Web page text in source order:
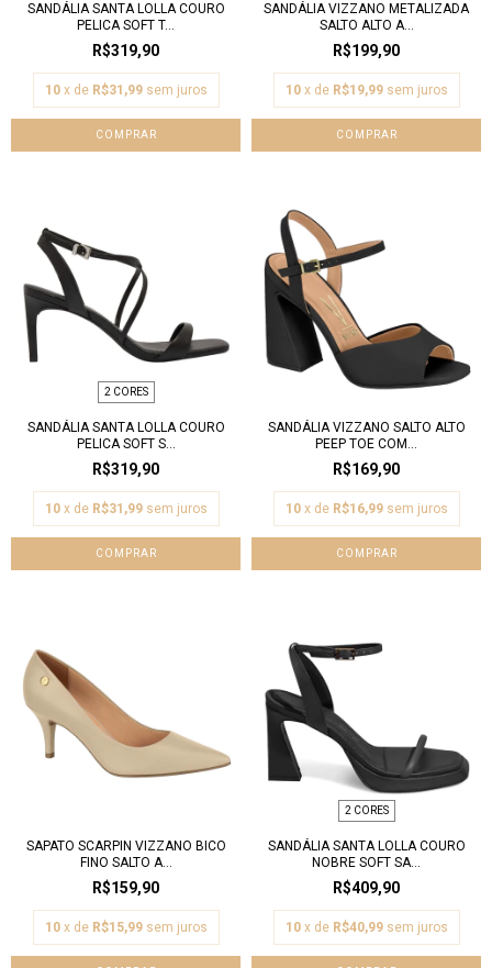
SANDÁLIA SANTA LOLLA COURO
PELICA SOFT T...
R$319,90
10 x de R$31,99 sem juros
COMPRAR
SANDÁLIA VIZZANO METALIZADA
SALTO ALTO A...
R$199,90
10 x de R$19,99 sem juros
COMPRAR
2 CORES
SANDÁLIA SANTA LOLLA COURO
PELICA SOFT S...
R$319,90
10 x de R$31,99 sem juros
COMPRAR
SANDÁLIA VIZZANO SALTO ALTO
PEEP TOE COM...
R$169,90
10 x de R$16,99 sem juros
COMPRAR
SAPATO SCARPIN VIZZANO BICO
FINO SALTO A...
R$159,90
10 x de R$15,99 sem juros
2 CORES
SANDÁLIA SANTA LOLLA COURO
NOBRE SOFT SA...
R$409,90
10 x de R$40,99 sem juros